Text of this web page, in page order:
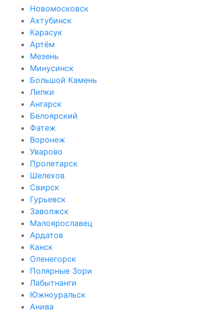
Новомосковск
Ахтубинск
Карасук
Артём
Мезень
Минусинск
Большой Камень
Липки
Ангарск
Белоярский
Фатеж
Воронеж
Уварово
Пролетарск
Шелехов
Свирск
Гурьевск
Заволжск
Малоярославец
Ардатов
Канск
Оленегорск
Полярные Зори
Лабытнанги
Южноуральск
Анива